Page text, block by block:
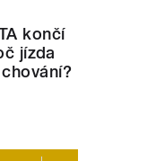
končí
jízda